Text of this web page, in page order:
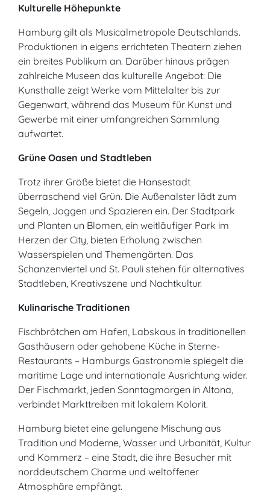
Kulturelle Höhepunkte
Hamburg gilt als Musicalmetropole Deutschlands.
Produktionen in eigens errichteten Theatern ziehen
ein breites Publikum an. Darüber hinaus prägen
zahlreiche Museen das kulturelle Angebot: Die
Kunsthalle zeigt Werke vom Mittelalter bis zur
Gegenwart, während das Museum für Kunst und
Gewerbe mit einer umfangreichen Sammlung
aufwartet.
Grüne Oasen und Stadtleben
Trotz ihrer Größe bietet die Hansestadt
überraschend viel Grün. Die Außenalster lädt zum
Segeln, Joggen und Spazieren ein. Der Stadtpark
und Planten un Blomen, ein weitläufiger Park im
Herzen der City, bieten Erholung zwischen
Wasserspielen und Themengärten. Das
Schanzenviertel und St. Pauli stehen für alternatives
Stadtleben, Kreativszene und Nachtkultur.
Kulinarische Traditionen
Fischbrötchen am Hafen, Labskaus in traditionellen
Gasthäusern oder gehobene Küche in Sterne-
Restaurants – Hamburgs Gastronomie spiegelt die
maritime Lage und internationale Ausrichtung wider.
Der Fischmarkt, jeden Sonntagmorgen in Altona,
verbindet Markttreiben mit lokalem Kolorit.
Hamburg bietet eine gelungene Mischung aus
Tradition und Moderne, Wasser und Urbanität, Kultur
und Kommerz – eine Stadt, die ihre Besucher mit
norddeutschem Charme und weltoffener
Atmosphäre empfängt.